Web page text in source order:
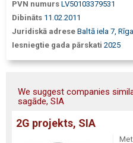
PVN numurs LV50103379531
Dibināts 11.02.2011
Juridiskā adrese Baltā iela 7,
Iesniegtie gada pārskati 2025
We suggest companies
sagāde, SIA
2G projekts, SIA